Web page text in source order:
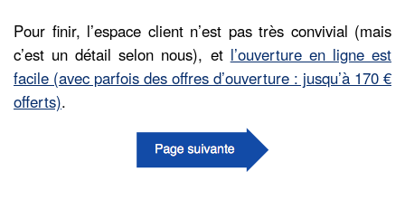
Pour finir, l’espace client n’est pas très convivial (mais
c’est un détail selon nous), et l’ouverture en ligne est
facile (avec parfois des offres d’ouverture : jusqu’à 170 €
offerts).